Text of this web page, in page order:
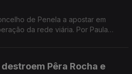
de Penela a apostar em
da rede viária. Por Paula
Pêra Rocha e